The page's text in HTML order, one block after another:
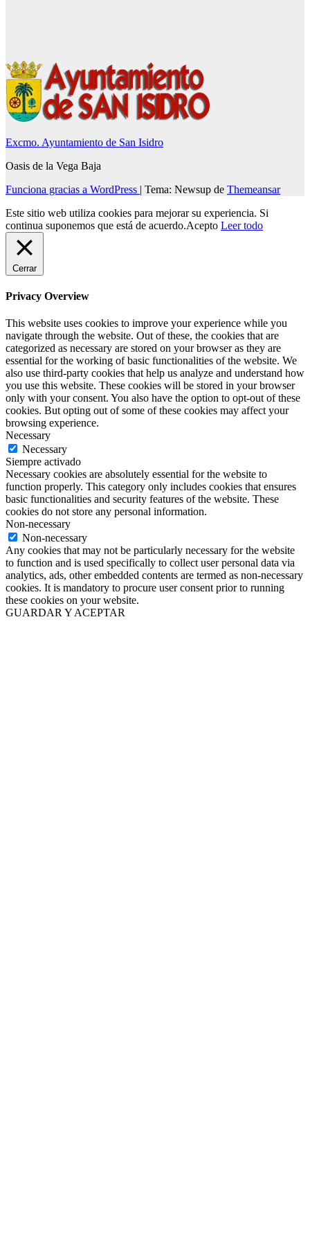
Excmo. Ayuntamiento de San Isidro
Oasis de la Vega Baja
Funciona gracias a WordPress | Tema: Newsup de Themeansar
Este sitio web utiliza cookies para mejorar su experiencia. Si
continua suponemos que está de acuerdo.Acepto Leer todo
Cerrar
Privacy Overview
This website uses cookies to improve your experience while you
navigate through the website. Out of these, the cookies that are
categorized as necessary are stored on your browser as they are
essential for the working of basic functionalities of the website. We
also use third-party cookies that help us analyze and understand how
you use this website. These cookies will be stored in your browser
only with your consent. You also have the option to opt-out of these
cookies. But opting out of some of these cookies may affect your
browsing experience.
Necessary
Necessary
Siempre activado
Necessary cookies are absolutely essential for the website to
function properly. This category only includes cookies that ensures
basic functionalities and security features of the website. These
cookies do not store any personal information.
Non-necessary
Non-necessary
Any cookies that may not be particularly necessary for the website
to function and is used specifically to collect user personal data via
analytics, ads, other embedded contents are termed as non-necessary
cookies. It is mandatory to procure user consent prior to running
these cookies on your website.
GUARDAR Y ACEPTAR